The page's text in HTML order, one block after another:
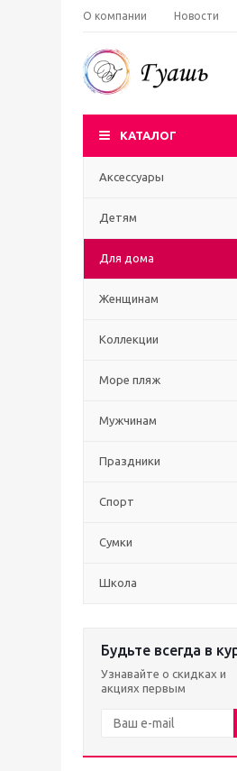
О компании Новости
КАТАЛОГ
Аксессуары
Детям
Для дома
Женщинам
Коллекции
Море пляж
Мужчинам
Праздники
Спорт
Сумки
Школа
Будьте всегда в
Узнавайте о скидках и
акциях первым